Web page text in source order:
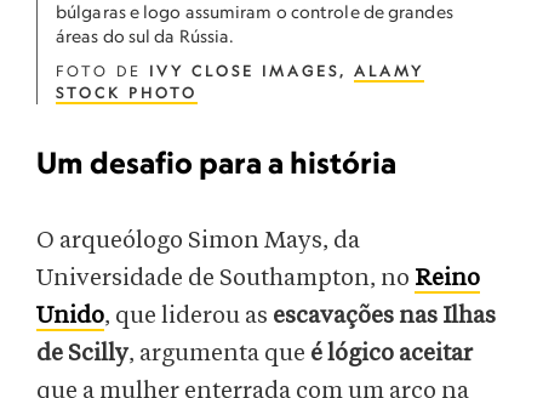
búlgaras e logo assumiram o controle de grandes
áreas do sul da Rússia.
FOTO DE IVY CLOSE IMAGES, ALAMY
STOCK PHOTO
Um desafio para a história
O arqueólogo Simon Mays, da
Universidade de Southampton, no Reino
Unido, que liderou as escavações nas Ilhas
de Scilly, argumenta que é lógico aceitar
que a mulher enterrada com um arco na